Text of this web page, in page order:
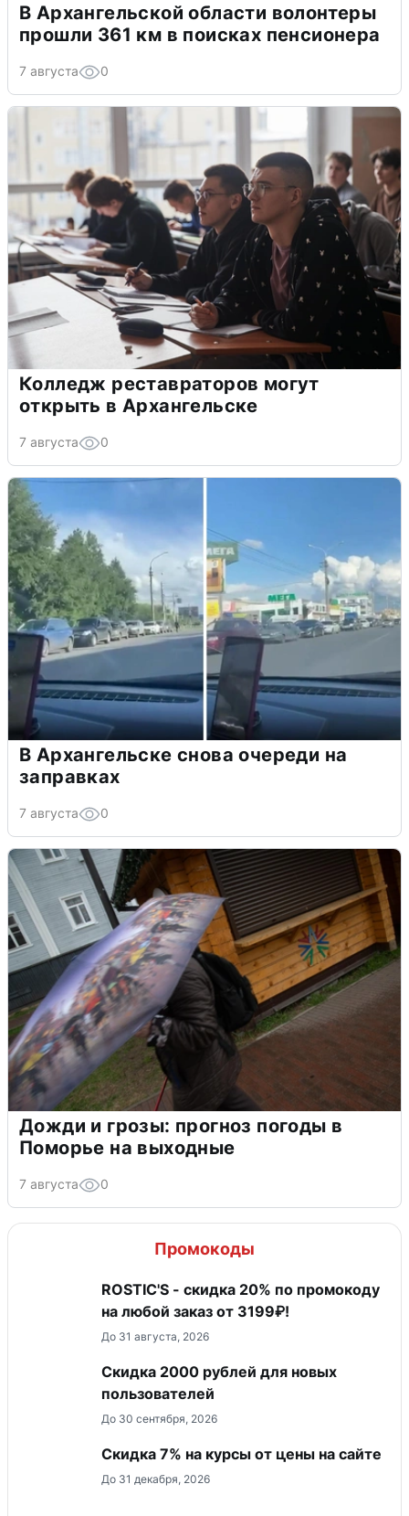
В Архангельской области волонтеры
прошли 361 км в поисках пенсионера
7 августа 0
Колледж реставраторов могут
открыть в Архангельске
7 августа 0
В Архангельске снова очереди на
заправках
7 августа 0
Дожди и грозы: прогноз погоды в
Поморье на выходные
7 августа 0
Промокоды
ROSTIC'S - скидка 20% по промокоду
на любой заказ от 3199₽!
До 31 августа, 2026
​Скидка 2000 рублей для новых
пользователей
До 30 сентября, 2026
Скидка 7% на курсы от цены на сайте
До 31 декабря, 2026